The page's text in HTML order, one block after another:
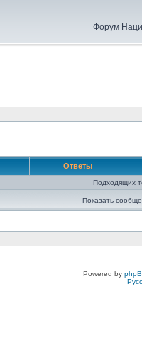
Форум
Ответы
Подходящих
Показать
Powered by